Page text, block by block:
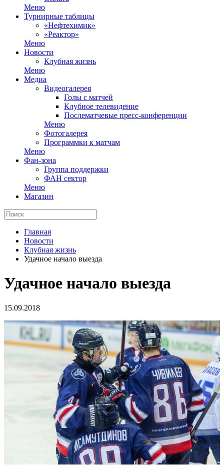
Меню
Турнирные таблицы
«Нефтехимик»
«Реактор»
Меню
Новости
Клубная жизнь
Меню
Медиа
Видеогалерея
Голы с матчей
Клубное телевидение
Послематчевые пресс-конференции
Меню
Фотогалерея
Программки к матчам
Меню
Фан-зона
Группа поддержки
ФАН сектор
Меню
Магазин
Главная
Новости
Клубная жизнь
Удачное начало выезда
Удачное начало выезда
15.09.2018